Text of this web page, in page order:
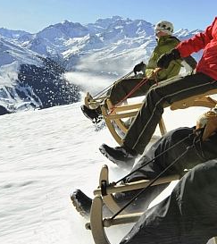
Next